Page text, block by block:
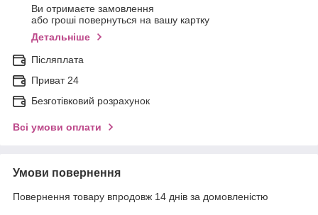
Ви отримаєте замовлення
або гроші повернуться на вашу картку
Детальніше
Післяплата
Приват 24
Безготівковий розрахунок
Всі умови оплати
Умови повернення
Повернення товару впродовж 14 днів за домовленістю